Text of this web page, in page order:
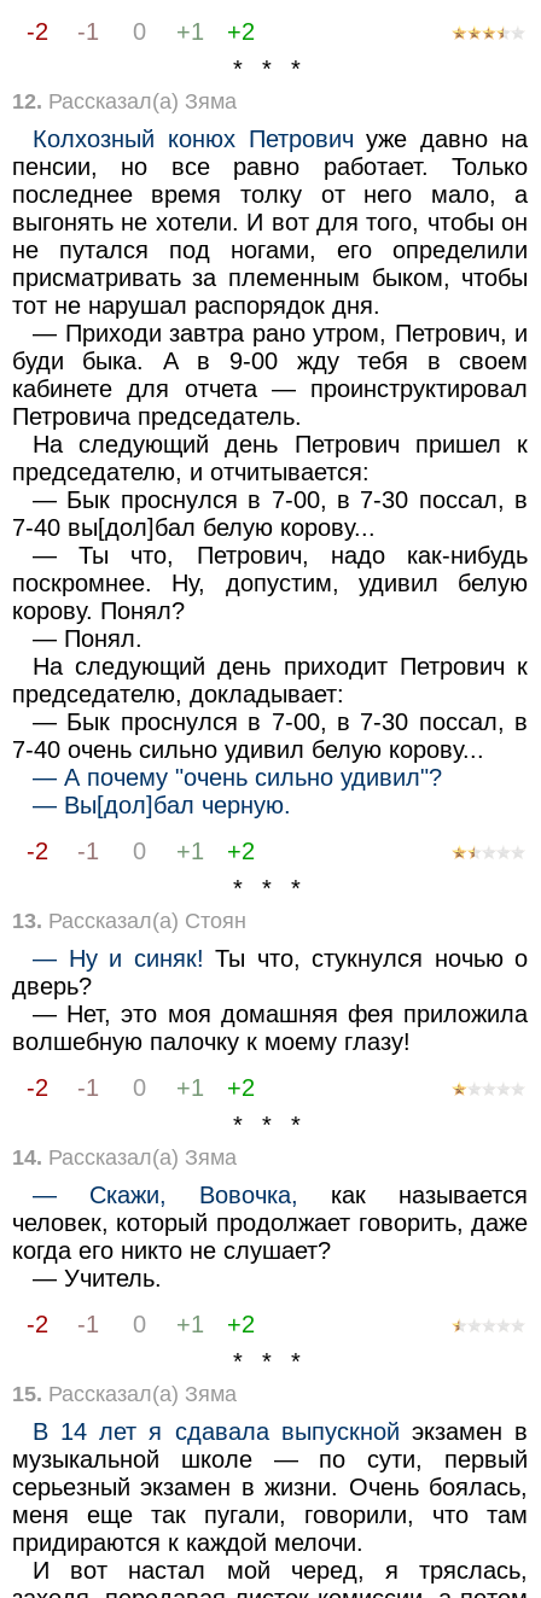
-2
-1 0 +1
+2
* * *
12. Рассказал(а) Зяма
Колхозный конюх Петрович уже давно на
пенсии, но все равно работает. Только
последнее время толку от него мало, а
выгонять не хотели. И вот для того, чтобы он
не путался под ногами, его определили
присматривать за племенным быком, чтобы
тот не нарушал распорядок дня.
— Приходи завтра рано утром, Петрович, и
буди быка. А в 9-00 жду тебя в своем
кабинете для отчета — проинструктировал
Петровича председатель.
На следующий день Петрович пришел к
председателю, и отчитывается:
— Бык проснулся в 7-00, в 7-30 поссал, в
7-40 вы[дол]бал белую корову...
— Ты что, Петрович, надо как-нибудь
поскромнее. Ну, допустим, удивил белую
корову. Понял?
— Понял.
На следующий день приходит Петрович к
председателю, докладывает:
— Бык проснулся в 7-00, в 7-30 поссал, в
7-40 очень сильно удивил белую корову...
— А почему "очень сильно удивил"?
— Вы[дол]бал черную.
-2
-1 0 +1
+2
* * *
13. Рассказал(а) Стоян
— Ну и синяк! Ты что, стукнулся ночью о
дверь?
— Нет, это моя домашняя фея приложила
волшебную палочку к моему глазу!
-2
-1 0 +1
+2
* * *
14. Рассказал(а) Зяма
— Скажи, Вовочка, как называется
человек, который продолжает говорить, даже
когда его никто не слушает?
— Учитель.
-2
-1 0 +1
+2
* * *
15. Рассказал(а) Зяма
В 14 лет я сдавала выпускной экзамен в
музыкальной школе — по сути, первый
серьезный экзамен в жизни. Очень боялась,
меня еще так пугали, говорили, что там
придираются к каждой мелочи.
И вот настал мой черед, я тряслась,